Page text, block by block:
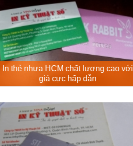
In thẻ nhựa HCM chất lượng cao với
giá cực hấp dẫn